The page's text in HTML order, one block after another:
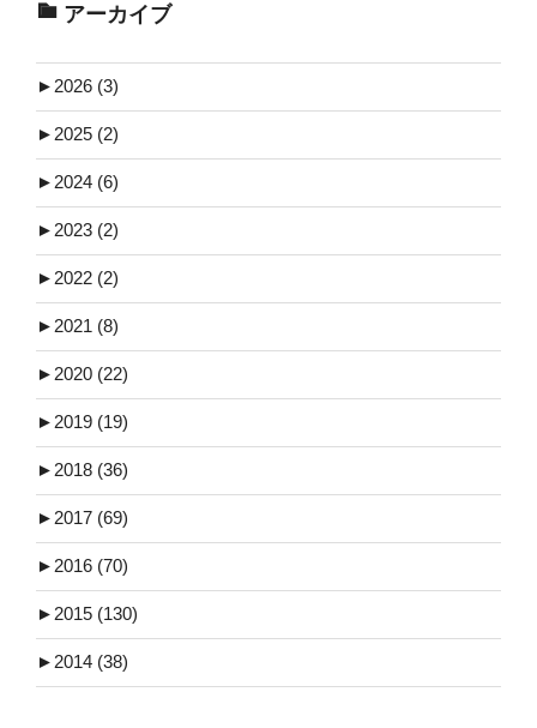
アーカイブ
► 2026 (3)
► 2025 (2)
► 2024 (6)
► 2023 (2)
► 2022 (2)
► 2021 (8)
► 2020 (22)
► 2019 (19)
► 2018 (36)
► 2017 (69)
► 2016 (70)
► 2015 (130)
► 2014 (38)